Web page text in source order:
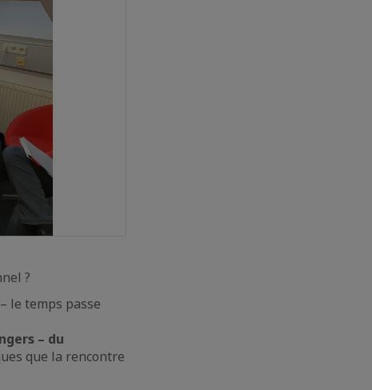
?
le temps passe
– du
que la rencontre